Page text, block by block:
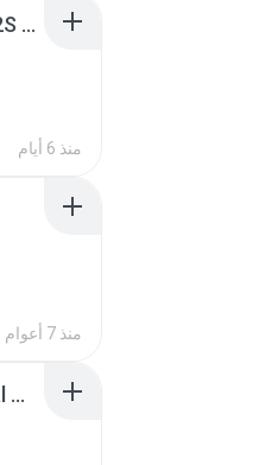
[Witanime.com] HMYNGWHSNIDMS2S EP 05 HD.mp4
منذ 6 أيام
منذ 7 أعوام
KRK - เธอทิ้งฉันไว้ Ft.N/A , HK [Official MV]